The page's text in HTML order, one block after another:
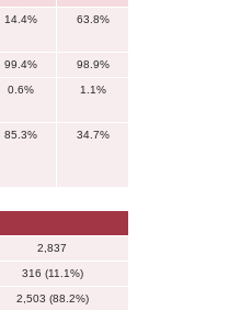
14.4% 63.8%
99.4% 98.9%
0.6% 1.1%
85.3% 34.7%
2,837
316 (11.1%)
2,503 (88.2%)